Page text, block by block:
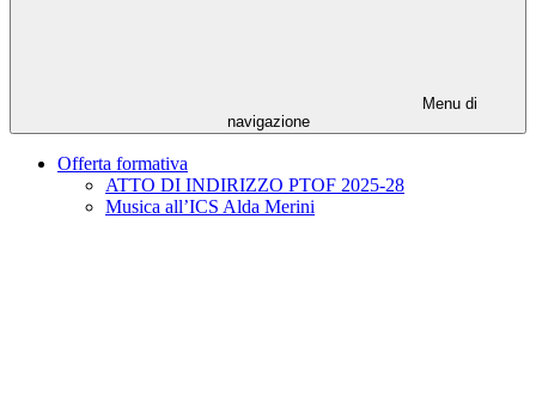
Menu di
navigazione
Offerta formativa
ATTO DI INDIRIZZO PTOF 2025-28
Musica all’ICS Alda Merini